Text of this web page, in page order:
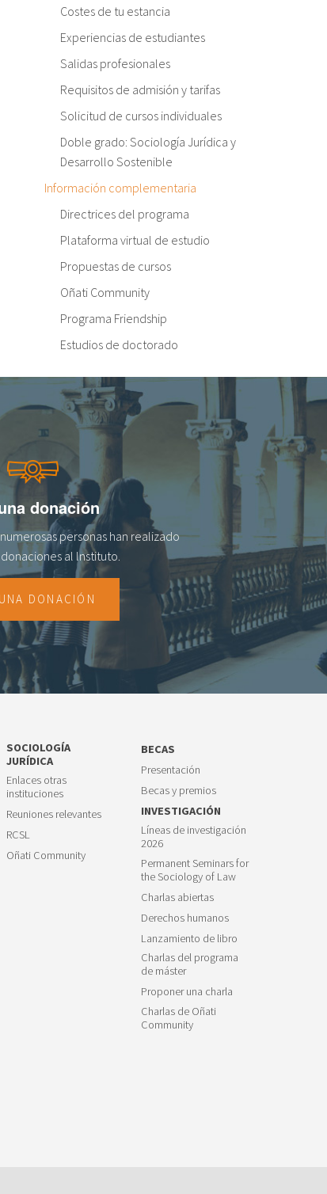
Costes de tu estancia
Experiencias de estudiantes
Salidas profesionales
Requisitos de admisión y tarifas
Solicitud de cursos individuales
Doble grado: Sociología Jurídica y
Desarrollo Sostenible
Información complementaria
Directrices del programa
Plataforma virtual de estudio
Propuestas de cursos
Oñati Community
Programa Friendship
Estudios de doctorado
donación
personas han realizado
al lnstituto.
DONACIÓN
SOCIOLOGÍA
JURÍDICA
Enlaces otras
instituciones
Reuniones relevantes
RCSL
Oñati Community
BECAS
Presentación
Becas y premios
INVESTIGACIÓN
Líneas de investigación
2026
Permanent Seminars for
the Sociology of Law
Charlas abiertas
Derechos humanos
Lanzamiento de libro
Charlas del programa
de máster
Proponer una charla
Charlas de Oñati
Community